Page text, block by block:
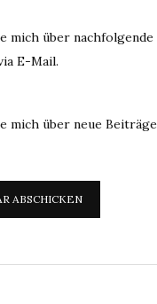
mich über nachfolgende
E-Mail.
mich über neue